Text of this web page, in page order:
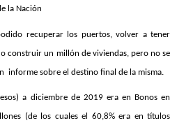
la Nación
recuperar los puertos, volver a tener
construir un millón de viviendas, pero no se
sobre el destino final de la misma.
a diciembre de 2019 era en Bonos en
(de los cuales el 60,8% era en títulos